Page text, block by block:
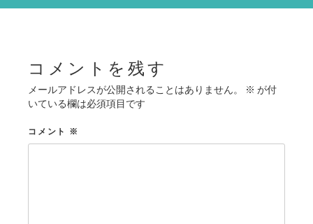
シ
コメントを残す
メールアドレスが公開されることはありません。 ※ が付
いている欄は必須項目です
コメント ※